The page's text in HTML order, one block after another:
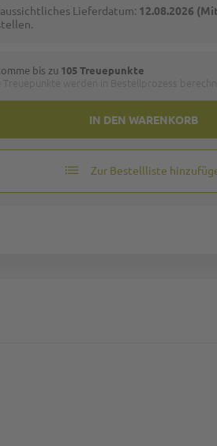
IN DEN WARENKORB
Lieferdatum: 12.08.2026
bis zu 105 Treuepunkte
Zur Bestellliste